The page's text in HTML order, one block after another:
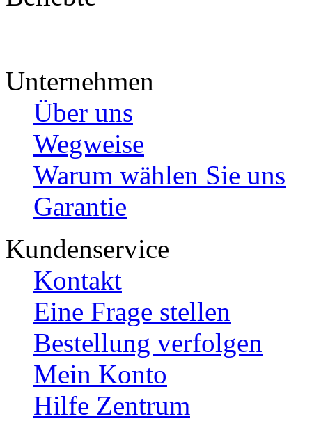
Unternehmen
Über uns
Wegweise
Warum wählen Sie uns
Garantie
Kundenservice
Kontakt
Eine Frage stellen
Bestellung verfolgen
Mein Konto
Hilfe Zentrum